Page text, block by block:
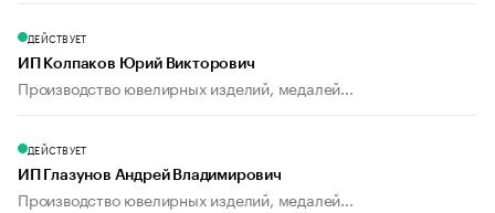
ДЕЙСТВУЕТ
ИП Колпаков Юрий Викторович
Производство ювелирных изделий, медалей...
ДЕЙСТВУЕТ
ИП Глазунов Андрей Владимирович
Производство ювелирных изделий, медалей...